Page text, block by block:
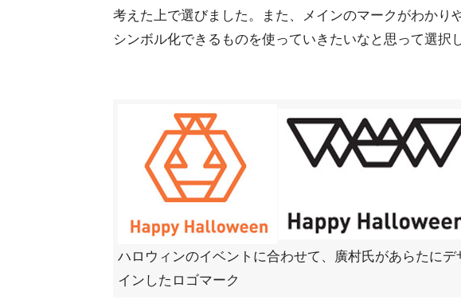
考えた上で選びました。また、メインのマークがわかり
シンボル化できるものを使っていきたいなと思って選択
ハロウィンのイベントに合わせて、廣村氏があらたにデ
インしたロゴマーク